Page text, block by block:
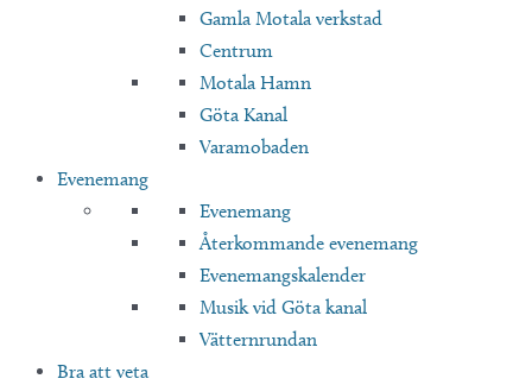
Gamla Motala verkstad
Centrum
Motala Hamn
Göta Kanal
Varamobaden
Evenemang
Evenemang
Återkommande evenemang
Evenemangskalender
Musik vid Göta kanal
Vätternrundan
Bra att veta